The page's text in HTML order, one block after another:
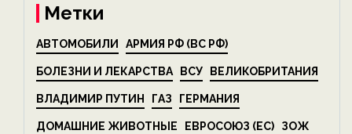
Метки
АВТОМОБИЛИ АРМИЯ РФ (ВС РФ)
БОЛЕЗНИ И ЛЕКАРСТВА ВСУ ВЕЛИКОБРИТАНИЯ
ВЛАДИМИР ПУТИН ГАЗ ГЕРМАНИЯ
ДОМАШНИЕ ЖИВОТНЫЕ ЕВРОСОЮЗ (ЕС) ЗОЖ